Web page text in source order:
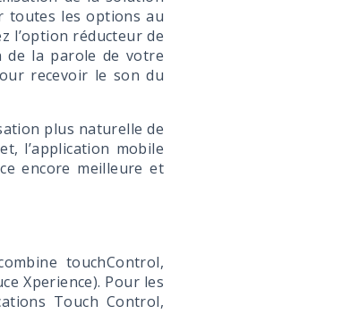
toutes les options au
l’option réducteur de
de la parole de votre
recevoir le son du
plus naturelle de
l’application mobile
encore meilleure et
touchControl,
Xperience). Pour les
Touch Control,